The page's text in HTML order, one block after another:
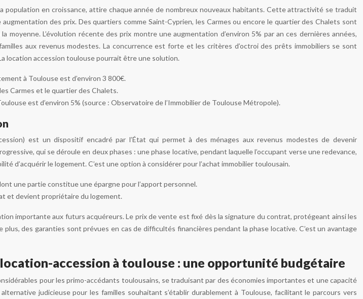
population en croissance, attire chaque année de nombreux nouveaux habitants. Cette attractivité se traduit
des prix. Des quartiers comme Saint-Cyprien, les Carmes ou encore le quartier des Chalets sont
moyenne. L’évolution récente des prix montre une augmentation d’environ 5% par an ces dernières années,
aux revenus modestes. La concurrence est forte et les critères d’octroi des prêts immobiliers se sont
location accession toulouse pourrait être une solution.
à Toulouse est d’environ 3 800€.
Carmes et le quartier des Chalets.
est d’environ 5% (source : Observatoire de l’Immobilier de Toulouse Métropole).
est un dispositif encadré par l’État qui permet à des ménages aux revenus modestes de devenir
qui se déroule en deux phases : une phase locative, pendant laquelle l’occupant verse une redevance,
d’acquérir le logement. C’est une option à considérer pour l’achat immobilier toulousain.
une partie constitue une épargne pour l’apport personnel.
et devient propriétaire du logement.
importante aux futurs acquéreurs. Le prix de vente est fixé dès la signature du contrat, protégeant ainsi les
plus, des garanties sont prévues en cas de difficultés financières pendant la phase locative. C’est un avantage
accession à toulouse : une opportunité budgétaire
pour les primo-accédants toulousains, se traduisant par des économies importantes et une capacité
judicieuse pour les familles souhaitant s’établir durablement à Toulouse, facilitant le parcours vers